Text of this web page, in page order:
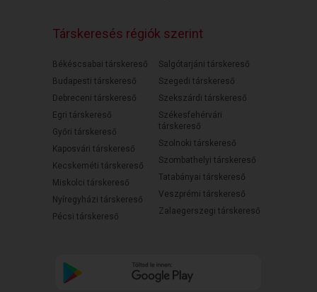
Társkeresés régiók szerint
Békéscsabai társkereső
Budapesti társkereső
Debreceni társkereső
Egri társkereső
Győri társkereső
Kaposvári társkereső
Kecskeméti társkereső
Miskolci társkereső
Nyíregyházi társkereső
Pécsi társkereső
Salgótarjáni társkereső
Szegedi társkereső
Szekszárdi társkereső
Székesfehérvári
társkereső
Szolnoki társkereső
Szombathelyi társkereső
Tatabányai társkereső
Veszprémi társkereső
Zalaegerszegi társkereső